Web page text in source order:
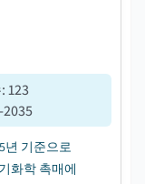
:123
년 기준으로
화학 촉매에